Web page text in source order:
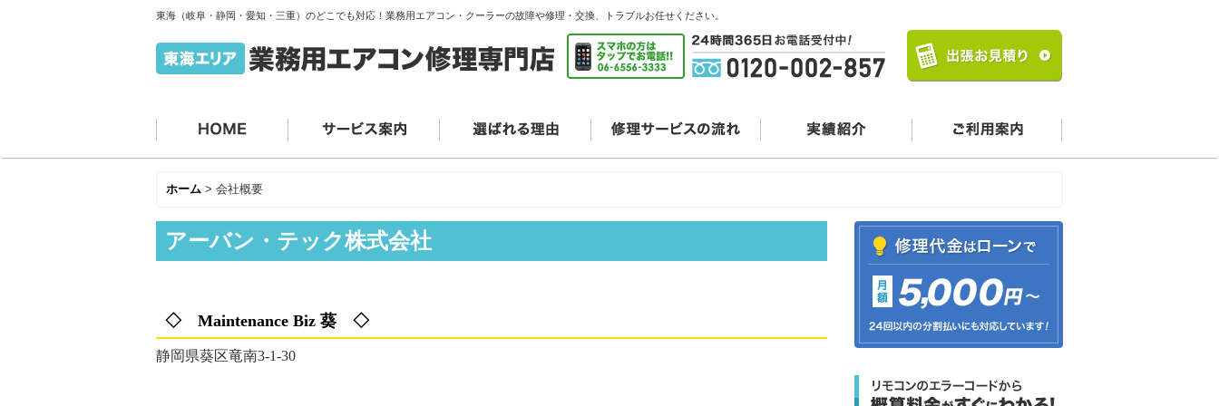
東海（岐阜・静岡・愛知・三重）のどこでも対応！業務用エアコン・クーラーの故障や修理・交換、トラブルお任せください。
ホーム > 会社概要
アーバン・テック株式会社
◇ Maintenance Biz 葵 ◇
静岡県葵区竜南3-1-30